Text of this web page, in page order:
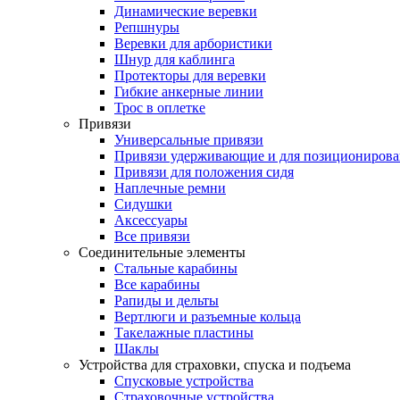
Динамические веревки
Репшнуры
Веревки для арбористики
Шнур для каблинга
Протекторы для веревки
Гибкие анкерные линии
Трос в оплетке
Привязи
Универсальные привязи
Привязи удерживающие и для
Привязи для положения сидя
Наплечные ремни
Сидушки
Аксессуары
Все привязи
Соединительные элементы
Стальные карабины
Все карабины
Рапиды и дельты
Вертлюги и разъемные кольца
Такелажные пластины
Шаклы
Устройства для страховки, спуска и подъема
Спусковые устройства
Страховочные устройства